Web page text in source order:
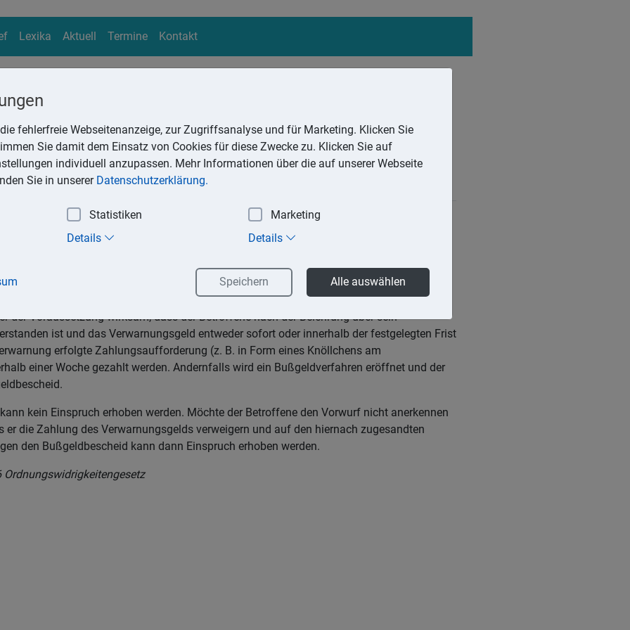
Lexika Aktuell Termine Kontakt
Suchen
wird mit einer Verwarnung geahndet. Sie kann mit der Erhebung eines
sein, das zwischen 5 und 55 Euro beträgt. Die Verwarnung kann mündlich oder schriftlich
der Voraussetzung wirksam, dass der Betroffene nach der Belehrung über sein
ist und das Verwarnungsgeld entweder sofort oder innerhalb der festgelegten Frist
erfolgte Zahlungsaufforderung (z. B. in Form eines Knöllchens am
einer Woche gezahlt werden. Andernfalls wird ein Bußgeldverfahren eröffnet und der
kein Einspruch erhoben werden. Möchte der Betroffene den Vorwurf nicht anerkennen
er die Zahlung des Verwarnungsgelds verweigern und auf den hiernach zugesandten
den Bußgeldbescheid kann dann Einspruch erhoben werden.
fehlerfreie Webseitenanzeige, zur Zugriffsanalyse und für Marketing. Klicken Sie
Sie damit dem Einsatz von Cookies für diese Zwecke zu. Klicken Sie auf
individuell anzupassen. Mehr Informationen über die auf unserer Webseite
Sie in unserer Datenschutzerklärung.
Statistiken
Marketing
Details Details
Speichern Alle auswählen